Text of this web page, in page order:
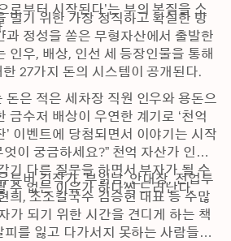
로부터 시작된다’는 부의 본질을 소
벌기 위한 가장 정직하고 확실한 방
과 정성을 쏟은 무형자산에서 출발한
인우, 배상, 인선 세 등장인물을 통해
27가지 돈의 시스템이 공개된다.
돈은 적은 세차장 직원 인우와 용돈으
금수저 배상이 우연한 계기로 ‘천억
이벤트에 당첨되면서 이야기는 시작
이 궁금하세요?” 천억 자산가 인선
기 다른 질문을 하면서 부자가 될 수
수 없는 이유가 하나씩 드러난다.
튜버 김작가, 부읽남, 안대장, 전업투
희, 조조칼국수 김승현 대표 등 수많
가 되기 위한 시간을 견디게 하는 책
피를 잃고 다가서지 못하는 사람들에